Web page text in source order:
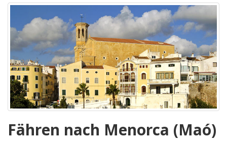
Fähren nach Menorca (Maó)